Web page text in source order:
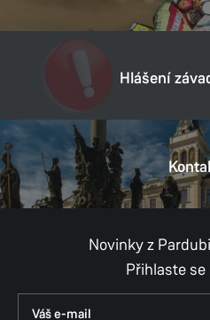
Hlášení
Novinky z
Přihlaste se